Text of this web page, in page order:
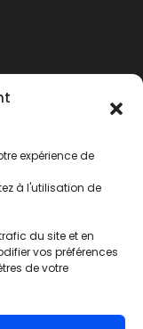
expérience de
à l'utilisation de
du site et en
vos préférences
de votre